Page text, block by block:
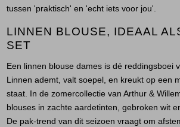
tussen 'praktisch' en 'echt iets voor jou'.
LINNEN BLOUSE, IDEAAL
SET
Een linnen blouse dames is dé reddingsboei
Linnen ademt, valt soepel, en kreukt op een
staat. In de zomercollectie van Arthur &
blouses in zachte aardetinten, gebroken wit
De pak-trend van dit seizoen vraagt om